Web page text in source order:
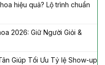
hiệu quả? Lộ trình chuẩn
2026: Giữ Người Giỏi &
Giúp Tối Ưu Tỷ lệ Show-up